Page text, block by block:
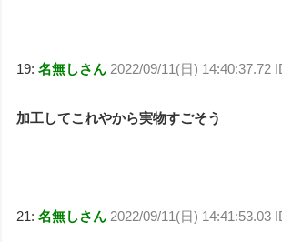
19:名無しさん 2022/09/11(日) 14:40:37.72
加工してこれやから実物すごそう
21:名無しさん 2022/09/11(日) 14:41:53.03